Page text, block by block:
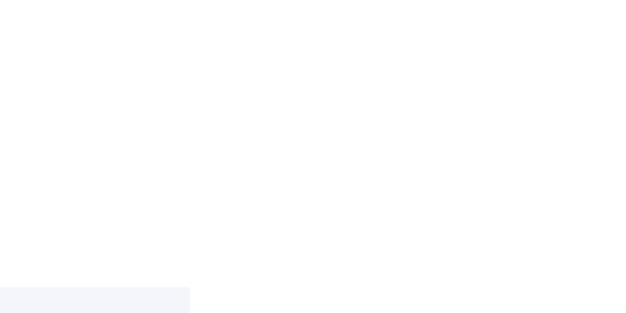
при производстве материала линз Bausch+Lomb ULTRA*,
модуль упругости, что обеспечивает комфортное ношение на
проницаемость, что крайне важно для здоровья глаз. Асферический
мягкость и тонкий край делает ношение исключительно
так и на протяжении всего дня, каким бы длинным он ни был.2
потребности значительно изменились. Цифровой мир постоянно
замены инновационных новинок не было с 2007 года, когда
цифровых технологий
проведенным исследованиям 82% пользователей подтверждают,
и усталости глаз после длительного использования в течение